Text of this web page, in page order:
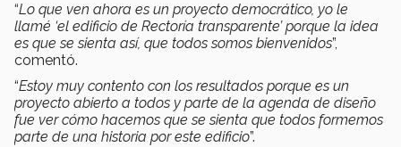
“Lo que ven ahora es un proyecto democrático, yo le
llamé ‘el edificio de Rectoría transparente’ porque la idea
es que se sienta así, que todos somos bienvenidos”,
comentó.
“Estoy muy contento con los resultados porque es un
proyecto abierto a todos y parte de la agenda de diseño
fue ver cómo hacemos que se sienta que todos formemos
parte de una historia por este edificio”.